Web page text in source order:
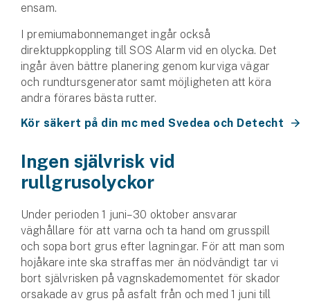
ensam.
I premiumabonnemanget ingår också
direktuppkoppling till SOS Alarm vid en olycka. Det
ingår även bättre planering genom kurviga vägar
och rundtursgenerator samt möjligheten att köra
andra förares bästa rutter.
Kör säkert på din mc med Svedea och Detecht
Ingen självrisk vid
rullgrusolyckor
Under perioden 1 juni–30 oktober ansvarar
väghållare för att varna och ta hand om grusspill
och sopa bort grus efter lagningar. För att man som
hojåkare inte ska straffas mer än nödvändigt tar vi
bort självrisken på vagnskademomentet för skador
orsakade av grus på asfalt från och med 1 juni till